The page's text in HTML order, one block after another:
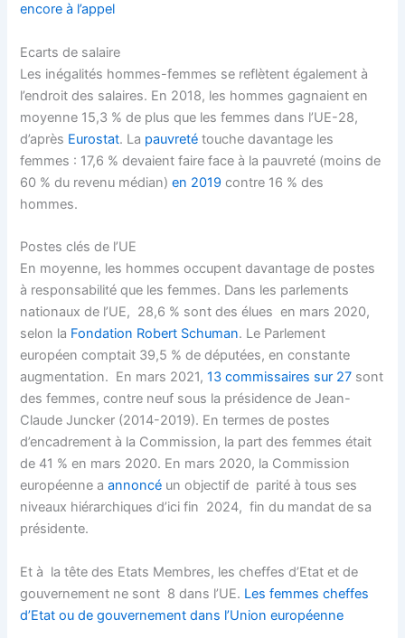
encore à l’appel
Ecarts de salaire
Les inégalités hommes-femmes se reflètent également à
l’endroit des salaires. En 2018, les hommes gagnaient en
moyenne 15,3 % de plus que les femmes dans l’UE-28,
d’après Eurostat. La pauvreté touche davantage les
femmes : 17,6 % devaient faire face à la pauvreté (moins de
60 % du revenu médian)en 2019 contre 16 % des
hommes.
Postes clés de l’UE
En moyenne, les hommes occupent davantage de postes
à responsabilité que les femmes. Dans les parlements
nationaux de l’UE, 28,6 % sont des élues en mars 2020,
selon la Fondation Robert Schuman. Le Parlement
européen comptait 39,5 % de députées, en constante
augmentation. En mars 2021,13 commissaires sur 27 sont
des femmes, contre neuf sous la présidence de Jean-
Claude Juncker (2014-2019). En termes de postes
d’encadrement à la Commission, la part des femmes était
de 41 % en mars 2020. En mars 2020, la Commission
européenne aannoncé un objectif de parité à tous ses
niveaux hiérarchiques d’ici fin 2024, fin du mandat de sa
présidente.
Et à la tête des Etats Membres, les cheffes d’Etat et de
gouvernement ne sont 8 dans l’UE. Les femmes cheffes
d’Etat ou de gouvernement dans l’Union européenne